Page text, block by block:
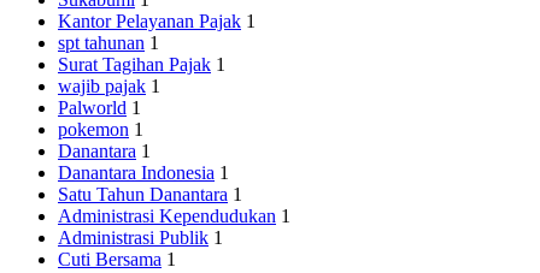
Kantor Pelayanan Pajak 1
spt tahunan 1
Surat Tagihan Pajak 1
wajib pajak 1
Palworld 1
pokemon 1
Danantara 1
Danantara Indonesia 1
Satu Tahun Danantara 1
Administrasi Kependudukan 1
Administrasi Publik 1
Cuti Bersama 1